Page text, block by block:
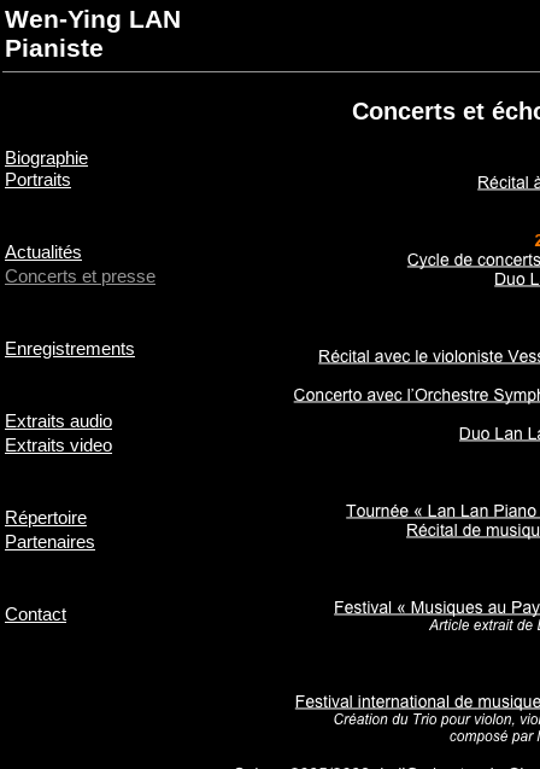
Wen-Ying LAN
Pianiste
Concerts et
Biographie
Portraits
Actualités
Concerts et presse
Enregistrements
Extraits audio
Extraits video
Répertoire
Partenaires
Contact